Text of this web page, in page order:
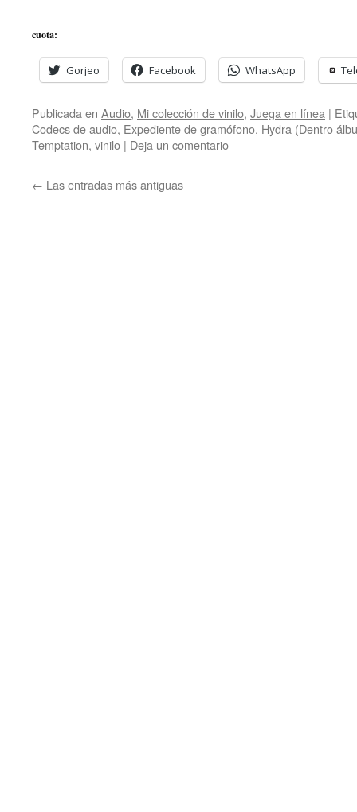
cuota:
Gorjeo Facebook WhatsApp
Publicada en Audio, Mi colección de vinilo, Juega en línea |
Codecs de audio, Expediente de gramófono, Hydra (Dentro
Temptation, vinilo | Deja un comentario
← Las entradas más antiguas